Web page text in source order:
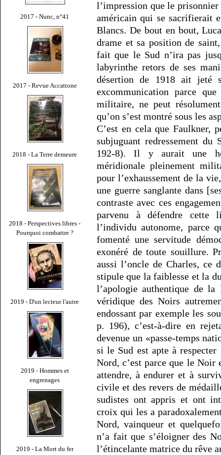
2017 - Nunc, n°41
2017 - Revue Accattone
2018 - La Terre demeure
2018 - Perspectives libres -
Pourquoi combattre ?
2019 - D'un lecteur l'autre
2019 - Hommes et
engrenages
2019 - La Mort du fer
l’impression que le
américain qui se sacrifierait
Blancs. De bout en bout,
drame et sa position de
fait que le Sud n’ira pas
labyrinthe retors de ses
désertion de 1918 ait jeté
excommunication parce
militaire, ne peut
qu’on s’est montré sous les
C’est en cela que Faulkner,
subjuguant redressement
192-8). Il y aurait une
méridionale pleinement
pour l’exhaussement de la
une guerre sanglante dans
contraste avec ces
parvenu à défendre cette
l’individu autonome, parce
fomenté une servitude
exonéré de toute souillure.
aussi l’oncle de Charles, ce
stipule que la faiblesse et la
l’apologie authentique de
véridique des Noirs
endossant par exemple les
p. 196), c’est-à-dire en
devenue un «passe-temps
si le Sud est apte à
Nord, c’est parce que le Noir
attendre, à endurer et à
civile et des revers de
sudistes ont appris et ont
croix qui les a
Nord, vainqueur et
n’a fait que s’éloigner des
l’étincelante matrice du rêve